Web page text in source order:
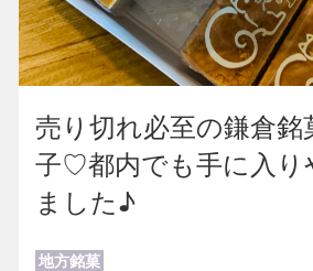
売り切れ必至の鎌倉銘
子♡都内でも手に入り
ました♪
地方銘菓